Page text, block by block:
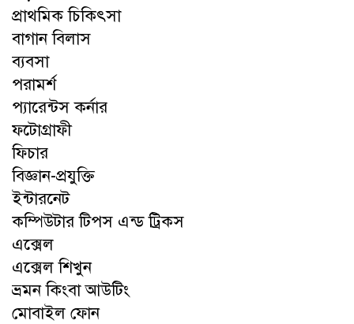
প্রাথমিক চিকিৎসা
বাগান বিলাস
ব্যবসা
পরামর্শ
প্যারেন্টস কর্নার
ফটোগ্রাফী
ফিচার
বিজ্ঞান-প্রযুক্তি
ইন্টারনেট
কম্পিউটার টিপস এন্ড ট্রিকস
এক্সেল
এক্সেল শিখুন
ভ্রমন কিংবা আউটিং
মোবাইল ফোন